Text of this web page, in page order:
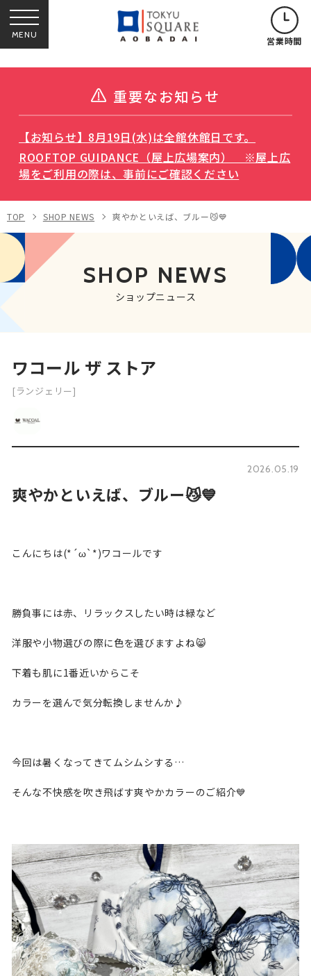
MENU 営業時間
重要なお知らせ
【お知らせ】8月19日(水)は全館休館日です。
ROOFTOP GUIDANCE（屋上広場案内） ※屋上広
場をご利用の際は、事前にご確認ください
TOP SHOP NEWS 爽やかといえば、ブルー😼💙
SHOP NEWS
ショップニュース
ワコール ザ ストア
[ランジェリー]
2026.05.19
爽やかといえば、ブルー😼💙
こんにちは(*´ω`*)ワコールです
勝負事には赤、リラックスしたい時は緑など
洋服や小物選びの際に色を選びますよね😸
下着も肌に1番近いからこそ
カラーを選んで気分転換しませんか♪
今回は暑くなってきてムシムシする…
そんな不快感を吹き飛ばす爽やかカラーのご紹介💙